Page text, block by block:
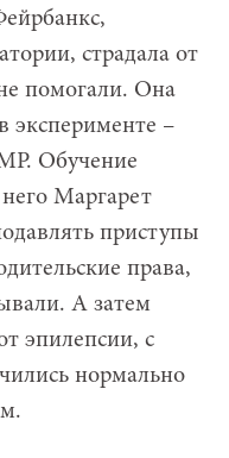
страдала от
помогали. Она
эксперименте –
Обучение
Маргарет
приступы
права,
А затем
эпилепсии, с
нормально